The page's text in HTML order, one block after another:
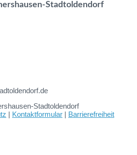
Stadtoldendorf
Stadtoldendorf
| Kontaktformular | Barrierefreiheit